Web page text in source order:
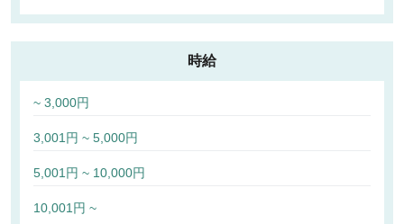
時給
~ 3,000円
3,001円 ~ 5,000円
5,001円 ~ 10,000円
10,001円 ~